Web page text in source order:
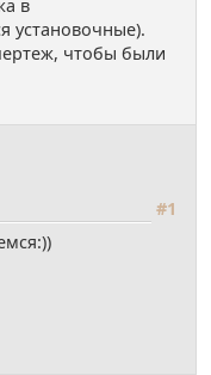
в
установочные).
чтобы были
#1